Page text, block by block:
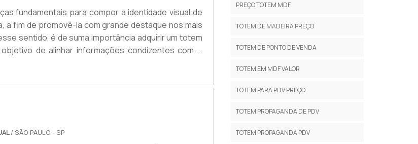
fundamentais para compor a identidade visual de
a fim de promovê-la com grande destaque nos mais
sentido, é de suma importância adquirir um totem
de alinhar informações condizentes com o
de cada empresa.Como uma das soluções mais
empresa, marca ou um produto, o totem permite
/ SÃO PAULO - SP
PREÇO TOTEM MDF
TOTEM DE MADEIRA PREÇO
TOTEM DE PONTO DE VENDA
TOTEM EM MDF VALOR
TOTEM PARA PDV PREÇO
TOTEM PROPAGANDA DE PDV
TOTEM PROPAGANDA PDV